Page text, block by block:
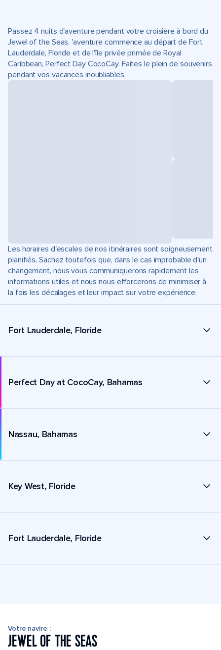
Passez 4 nuits d'aventure pendant votre croisière à bord du
Jewel of the Seas. 'aventure commence au départ de Fort
Lauderdale, Floride et de l'île privée primée de Royal
Caribbean, Perfect Day CocoCay. Faites le plein de souvenirs
pendant vos vacances inoubliables.
Les horaires d'escales de nos itinéraires sont soigneusement
planifiés. Sachez toutefois que, dans le cas improbable d'un
changement, nous vous communiquerons rapidement les
informations utiles et nous nous efforcerons de minimiser à
la fois les décalages et leur impact sur votre expérience.
Fort Lauderdale, Floride
Perfect Day at CocoCay, Bahamas
Nassau, Bahamas
Key West, Floride
Fort Lauderdale, Floride
Votre navire :
JEWEL OF THE SEAS